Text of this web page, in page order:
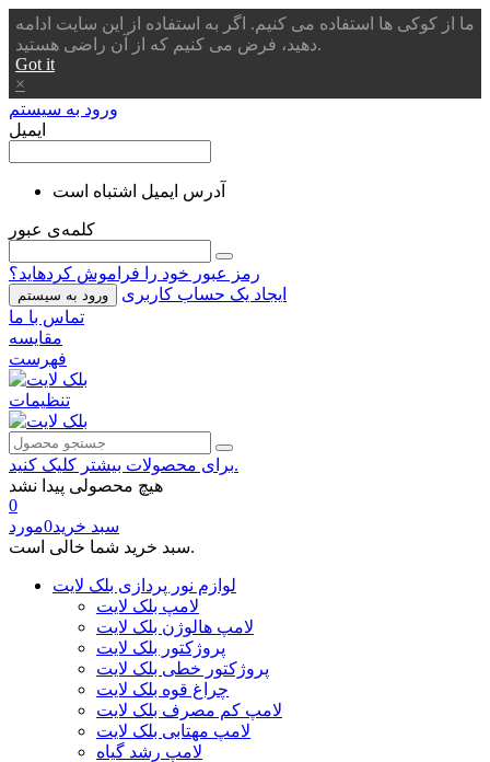
ما از کوکی ها استفاده می کنیم. اگر به استفاده از این سایت ادامه
دهید، فرض می کنیم که از آن راضی هستید.
Got it
×
ورود به سیستم
ایمیل
آدرس ایمیل اشتباه است
کلمه‌ی عبور
رمز عبور خود را فراموش کردهاید؟
ورود به سیستم
ایجاد یک حساب کاربری
تماس با ما
مقایسه
فهرست
تنظیمات
برای محصولات بیشتر کلیک کنید.
هیچ محصولی پیدا نشد
0
سبد خرید0مورد
سبد خرید شما خالی است.
لوازم نور پردازی بلک لایت
لامپ بلک لایت
لامپ هالوژن بلک لایت
پروژکتور بلک لایت
پروژکتور خطی بلک لایت
چراغ قوه بلک لایت
لامپ کم مصرف بلک لایت
لامپ مهتابی بلک لایت
لامپ رشد گیاه